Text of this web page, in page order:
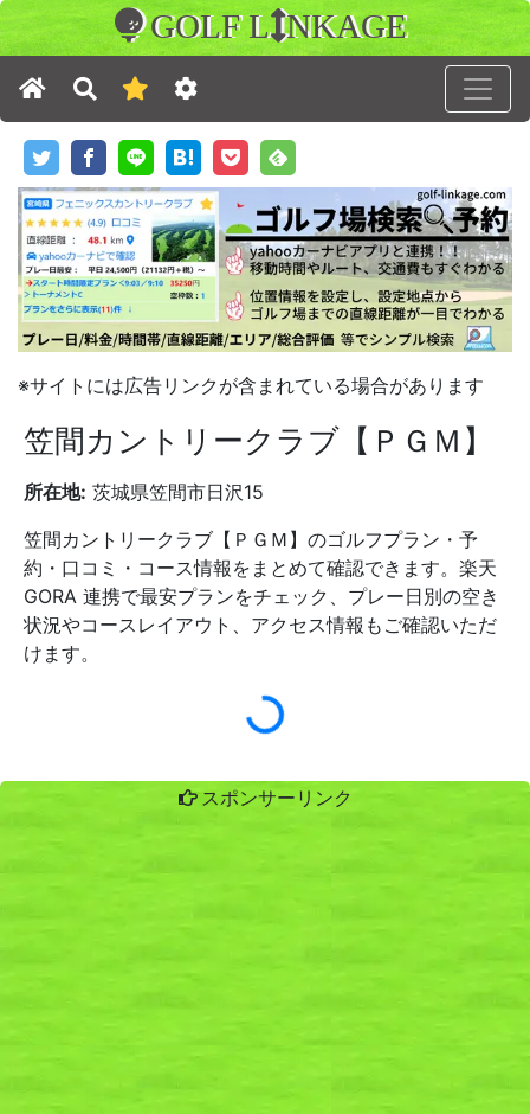
GOLF L NKAGE
※サイトには広告リンクが含まれている場合があります
笠間カントリークラブ【ＰＧＭ】
所在地: 茨城県笠間市日沢15
笠間カントリークラブ【ＰＧＭ】のゴルフプラン・予
約・口コミ・コース情報をまとめて確認できます。楽天
GORA 連携で最安プランをチェック、プレー日別の空き
状況やコースレイアウト、アクセス情報もご確認いただ
けます。
スポンサーリンク